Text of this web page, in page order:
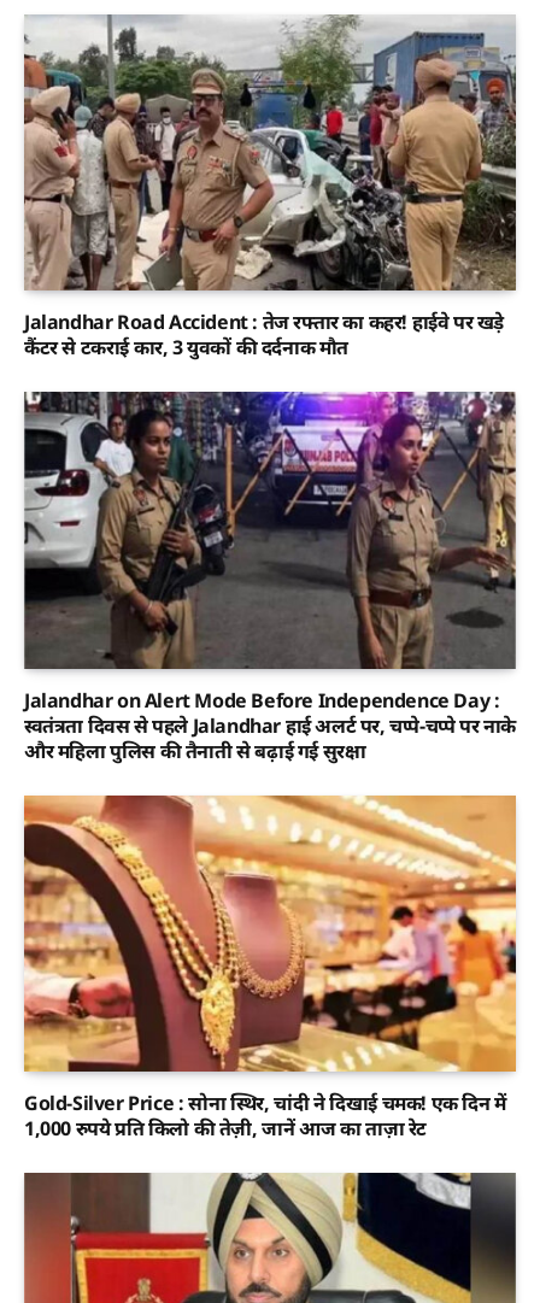
Jalandhar Road Accident : तेज रफ्तार का कहर! हाईवे पर खड़े
कैंटर से टकराई कार, 3 युवकों की दर्दनाक मौत
Jalandhar on Alert Mode Before Independence Day :
स्वतंत्रता दिवस से पहले Jalandhar हाई अलर्ट पर, चप्पे-चप्पे पर नाके
और महिला पुलिस की तैनाती से बढ़ाई गई सुरक्षा
Gold-Silver Price : सोना स्थिर, चांदी ने दिखाई चमक! एक दिन में
1,000 रुपये प्रति किलो की तेज़ी, जानें आज का ताज़ा रेट